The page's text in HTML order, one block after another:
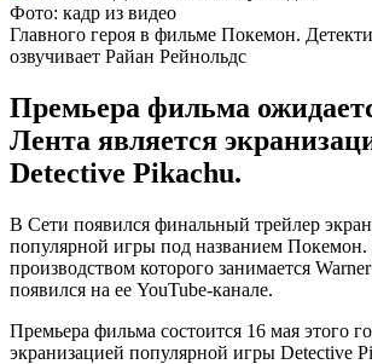
Фото: кадр из видео
Главного героя в фильме Покемон.
озвучивает Райан Рейнольдс
Премьера фильма
Лента является
Detective Pikachu.
В Сети появился финальный трейлер
популярной игры под названием Покемон.
производством которого занимается
появился на ее YouTube-канале.
Премьера фильма состоится 16 мая этого
экранизацией популярной игры Detective